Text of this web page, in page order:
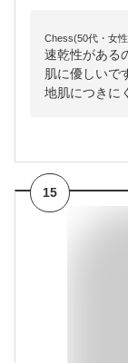
Chess(50代・女
速乾性がある
肌に優しいで
地肌につきに
15